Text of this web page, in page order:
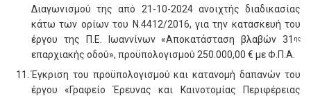
Διαγωνισμού της από 21-10-2024 ανοιχτής διαδικασίας
κάτω των ορίων του Ν.4412/2016, για την κατασκευή του
έργου της Π.Ε. Ιωαννίνων «Αποκατάσταση βλαβών 31 ης
επαρχιακής οδού», προϋπολογισμού 250.000,00 € με Φ.Π.Α.
Έγκριση του προϋπολογισμού και κατανομή δαπανών του
έργου «Γραφείο Έρευνας και Καινοτομίας Περιφέρειας